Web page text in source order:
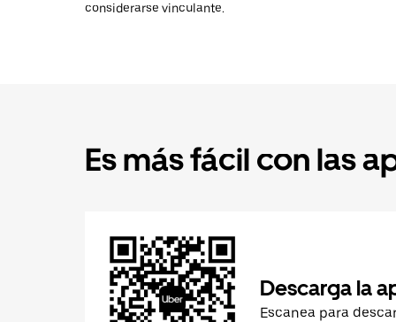
considerarse vinculante.
Es más fácil con las
Descarga la
Escanea para